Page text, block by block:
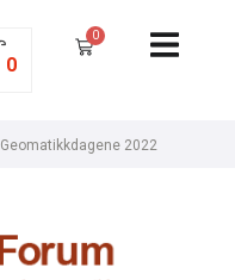
0
0
Geomatikkdagene 2022